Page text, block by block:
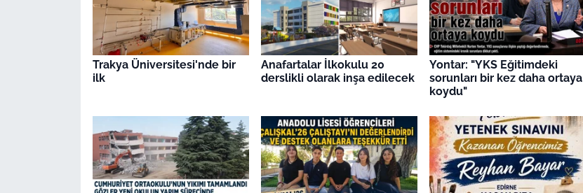
Trakya Üniversitesi'nde bir
ilk
Anafartalar İlkokulu 20
derslikli olarak inşa edilecek
Yontar: "YKS Eğitimdeki
sorunları bir kez daha ortaya
koydu"